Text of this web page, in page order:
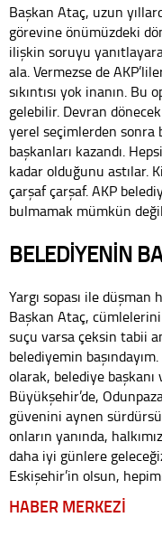
Başkan Ataç, uzun
görevine önümüzdeki
ilişkin soruyu
ala. Vermezse de
sıkıntısı yok inanın.
gelebilir. Devran
yerel seçimlerden sonra
başkanları kazandı.
kadar olduğunu astılar.
çarşaf çarşaf. AKP
bulmamak mümkün
BELEDİYENİN
Yargı sopası ile
Başkan Ataç,
suçu varsa çeksin tabii
belediyemin
olarak, belediye
Büyükşehir’de,
güvenini aynen
onların yanında,
daha iyi günlere
Eskişehir’in olsun,
HABER MERKEZİ